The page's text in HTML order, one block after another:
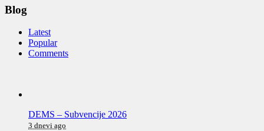
Blog
Latest
Popular
Comments
DEMS – Subvencije 2026
3 dnevi ago